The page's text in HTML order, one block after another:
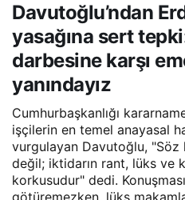
Davutoğlu’ndan
yasağına sert
darbesine karşı
yanındayız
Cumhurbaşkanlığı
işçilerin en temel anayasal
vurgulayan Davutoğlu,
değil; iktidarın rant, lüks ve
korkusudur" dedi.
götüremezken, lüks
sert tepki: Geceyarısı
darbesine karşı
emekçinin yanındayız